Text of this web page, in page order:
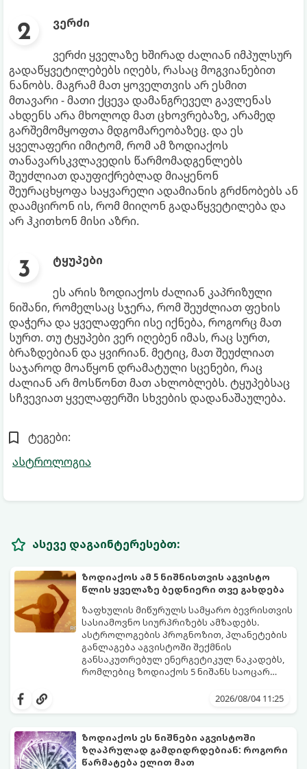
ვერძი
ვერძი ყველაზე ხშირად ძალიან იმპულსურ
გადაწყვეტილებებს იღებს, რასაც მოგვიანებით
ნანობს. მაგრამ მათ ყოველთვის არ ესმით
მთავარი - მათი ქცევა დამანგრეველ გავლენას
ახდენს არა მხოლოდ მათ ცხოვრებაზე, არამედ
გარშემომყოფთა მდგომარეობაზეც. და ეს
ყველაფერი იმიტომ, რომ ამ ზოდიაქოს
თანავარსკვლავედის წარმომადგენლებს
შეუძლიათ დაუფიქრებლად მიაყენონ
შეურაცხყოფა საყვარელი ადამიანის გრძნობებს ან
დაამცირონ ის, რომ მიიღონ გადაწყვეტილება და
არ ჰკითხონ მისი აზრი.
ტყუპები
ეს არის ზოდიაქოს ძალიან კაპრიზული
ნიშანი, რომელსაც სჯერა, რომ შეუძლიათ ფეხის
დაჭერა და ყველაფერი ისე იქნება, როგორც მათ
სურთ. თუ ტყუპები ვერ იღებენ იმას, რაც სურთ,
ბრაზდებიან და ყვირიან. მეტიც, მათ შეუძლიათ
საჯაროდ მოაწყონ დრამატული სცენები, რაც
ძალიან არ მოსწონთ მათ ახლობლებს. ტყუპებსაც
სჩვევიათ ყველაფერში სხვების დადანაშაულება.
ტეგები:
ასტროლოგია
ასევე დაგაინტერესებთ:
ზოდიაქოს ამ 5 ნიშნისთვის აგვისტო
წლის ყველაზე ბედნიერი თვე გახდება
ზაფხულის მიწურულს სამყარო ბევრისთვის
სასიამოვნო სიურპრიზებს ამზადებს.
ასტროლოგების პროგნოზით, პლანეტების
განლაგება აგვისტოში შექმნის
განსაკუთრებულ ენერგეტიკულ ნაკადებს,
რომლებიც ზოდიაქოს 5 ნიშანს საოცარ
ყველაზე ბედნიერი თვე აღმოჩნდება.
2026/08/04 11:25
ზოდიაქოს ეს ნიშნები აგვისტოში
ზღაპრულად გამდიდრდებიან: როგორი
წარმატება ელით მათ